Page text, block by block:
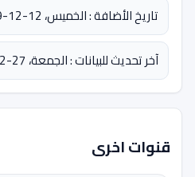
تاريخ الأضافة : الخميس، 12-12-2019
آخر تحديث للبيانات : الجمعة، 27-02-2026 08:20:16 مساءً
قنوات اخرى